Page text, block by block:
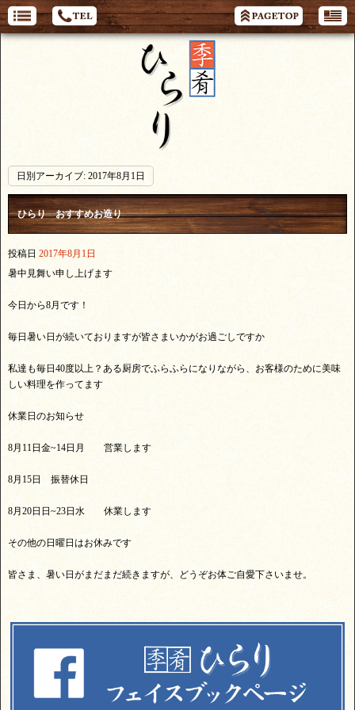
日別アーカイブ: 2017年8月1日
ひらり おすすめお造り
投稿日 2017年8月1日
暑中見舞い申し上げます
今日から8月です！
毎日暑い日が続いておりますが皆さまいかがお過ごしですか
私達も毎日40度以上？ある厨房でふらふらになりながら、お客様のために美味
しい料理を作ってます
休業日のお知らせ
8月11日金~14日月 営業します
8月15日 振替休日
8月20日日~23日水 休業します
その他の日曜日はお休みです
皆さま、暑い日がまだまだ続きますが、どうぞお体ご自愛下さいませ。